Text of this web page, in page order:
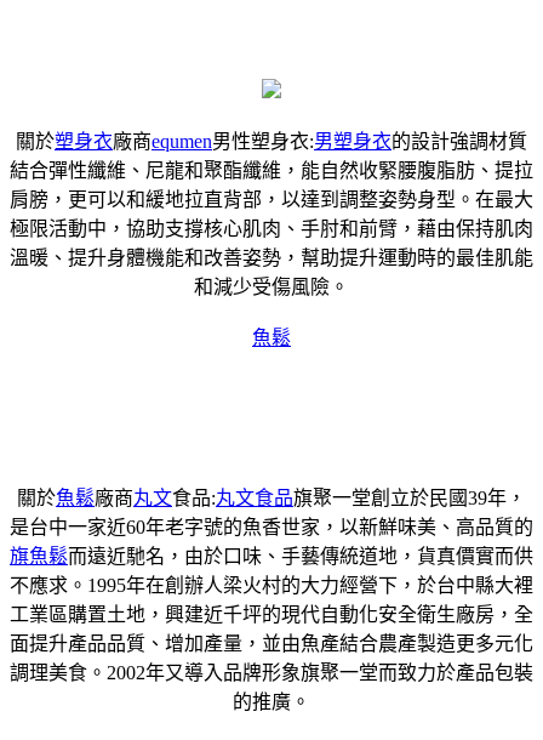
關於塑身衣廠商equmen男性塑身衣:男塑身衣的設計強調材質
結合彈性纖維、尼龍和聚酯纖維，能自然收緊腰腹脂肪、提拉
肩膀，更可以和緩地拉直背部，以達到調整姿勢身型。在最大
極限活動中，協助支撐核心肌肉、手肘和前臂，藉由保持肌肉
溫暖、提升身體機能和改善姿勢，幫助提升運動時的最佳肌能
和減少受傷風險。
魚鬆
關於魚鬆廠商丸文食品:丸文食品旗聚一堂創立於民國39年，
是台中一家近60年老字號的魚香世家，以新鮮味美、高品質的
旗魚鬆而遠近馳名，由於口味、手藝傳統道地，貨真價實而供
不應求。1995年在創辦人梁火村的大力經營下，於台中縣大裡
工業區購置土地，興建近千坪的現代自動化安全衛生廠房，全
面提升產品品質、增加產量，並由魚產結合農產製造更多元化
調理美食。2002年又導入品牌形象旗聚一堂而致力於產品包裝
的推廣。